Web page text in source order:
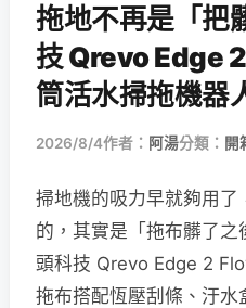
拖地不再是「把
技 Qrevo Edge
筒活水掃拖機器
2026/8/4作者： 阿湯分類： 開
掃地機的吸力早就夠用
的，其實是「拖布髒了
頭科技 Qrevo Edge 2
拖布搭配恆壓刮條、汙